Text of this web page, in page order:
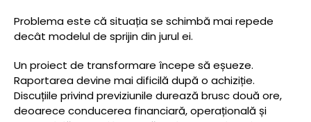
Problema este că situația se schimbă mai repede
decât modelul de sprijin din jurul ei.
Un proiect de transformare începe să eșueze.
Raportarea devine mai dificilă după o achiziție.
Discuțiile privind previziunile durează brusc două ore,
deoarece conducerea financiară, operațională și